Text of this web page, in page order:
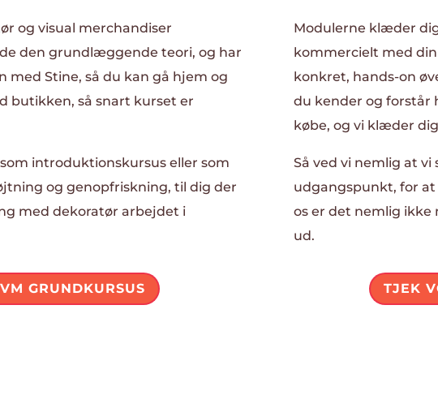
og visual merchandiser
den grundlæggende teori, og har
med Stine, så du kan gå hjem og
butikken, så snart kurset er
introduktionskursus eller som
og genopfriskning, til dig der
med dekoratør arbejdet i
GRUNDKURSUS
Modulerne klæder
kommercielt med
konkret, hands-on
du kender og forstår
købe, og vi klæder
Så ved vi nemlig at
udgangspunkt, for at
os er det nemlig
ud.
TJEK